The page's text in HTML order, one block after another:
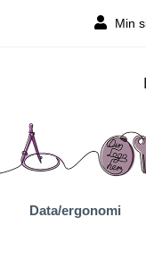
Min
Data/ergonomi